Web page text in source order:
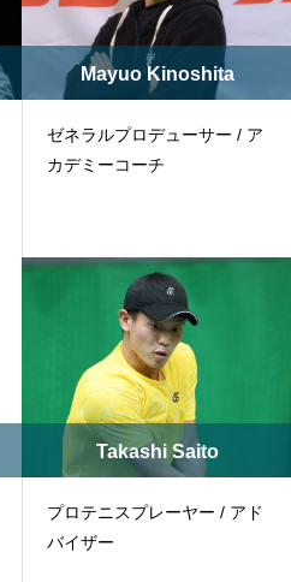
Mayuo Kinoshita
ゼネラルプロデューサー / ア
カデミーコーチ
Takashi Saito
プロテニスプレーヤー / アド
バイザー